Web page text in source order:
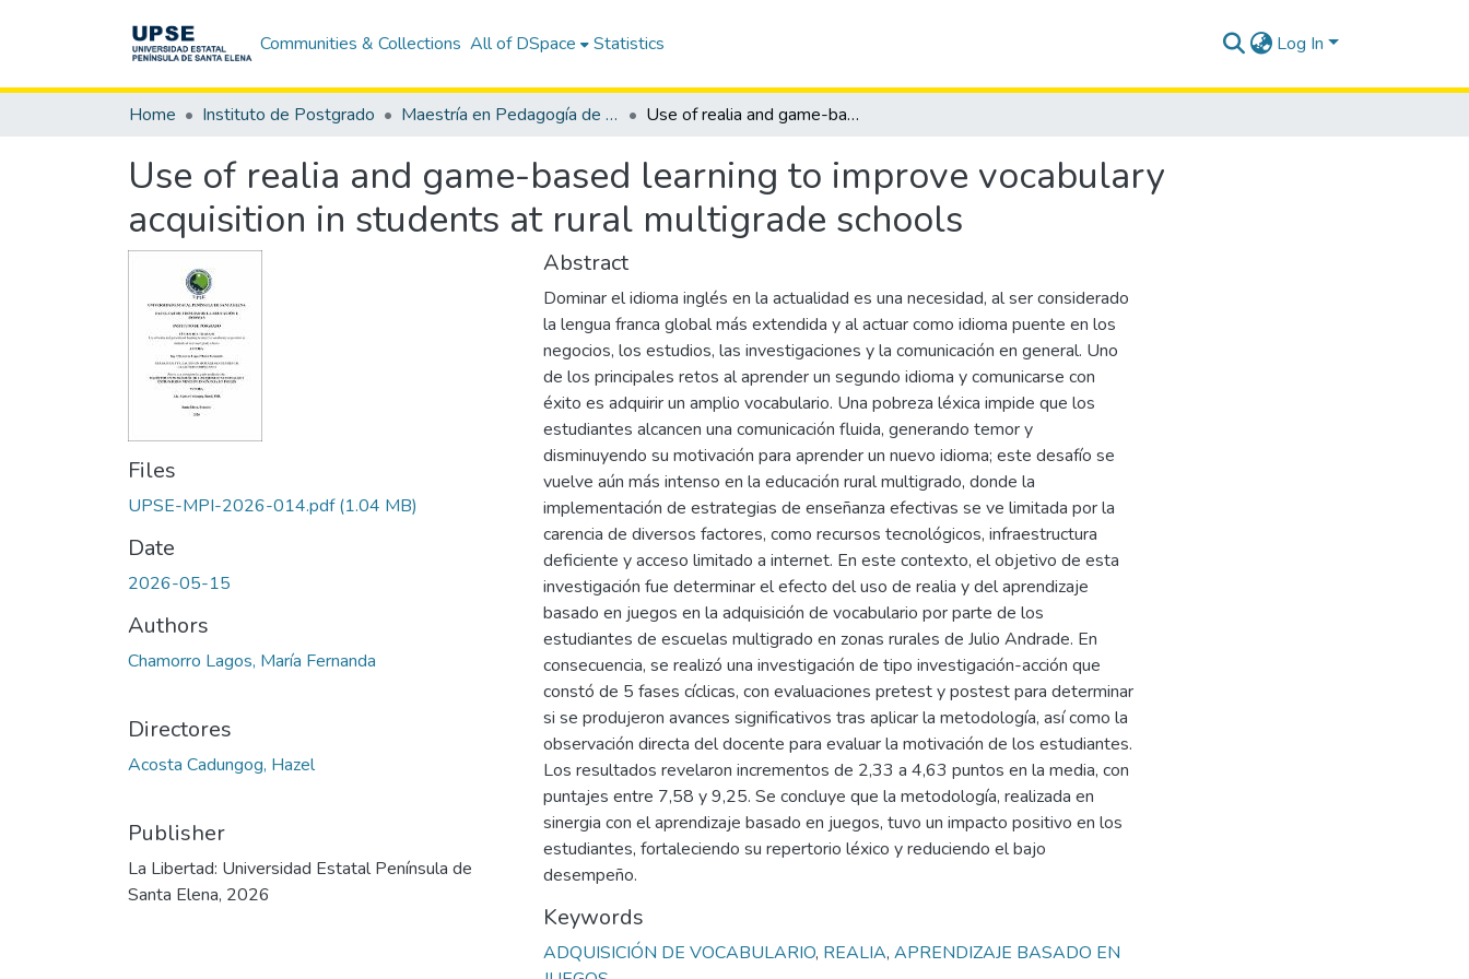
Communities & Collections All of DSpace Statistics Log In
Home Instituto de Postgrado Maestría en Pedagogía de los Idiomas Nacionales y Extranjeros, mención Enseñanza de Inglés Use of realia and game-based learning to improve vocabulary acquisition in students at rural multigrade schools
Use of realia and game-based learning to improve vocabulary
acquisition in students at rural multigrade schools
Files
UPSE-MPI-2026-014.pdf(1.04 MB)
Date
2026-05-15
Authors
Chamorro Lagos, María Fernanda
Directores
Acosta Cadungog, Hazel
Publisher
La Libertad: Universidad Estatal Península de
Santa Elena, 2026
Abstract
Dominar el idioma inglés en la actualidad es una necesidad, al ser considerado
la lengua franca global más extendida y al actuar como idioma puente en los
negocios, los estudios, las investigaciones y la comunicación en general. Uno
de los principales retos al aprender un segundo idioma y comunicarse con
éxito es adquirir un amplio vocabulario. Una pobreza léxica impide que los
estudiantes alcancen una comunicación fluida, generando temor y
disminuyendo su motivación para aprender un nuevo idioma; este desafío se
vuelve aún más intenso en la educación rural multigrado, donde la
implementación de estrategias de enseñanza efectivas se ve limitada por la
carencia de diversos factores, como recursos tecnológicos, infraestructura
deficiente y acceso limitado a internet. En este contexto, el objetivo de esta
investigación fue determinar el efecto del uso de realia y del aprendizaje
basado en juegos en la adquisición de vocabulario por parte de los
estudiantes de escuelas multigrado en zonas rurales de Julio Andrade. En
consecuencia, se realizó una investigación de tipo investigación-acción que
constó de 5 fases cíclicas, con evaluaciones pretest y postest para determinar
si se produjeron avances significativos tras aplicar la metodología, así como la
observación directa del docente para evaluar la motivación de los estudiantes.
Los resultados revelaron incrementos de 2,33 a 4,63 puntos en la media, con
puntajes entre 7,58 y 9,25. Se concluye que la metodología, realizada en
sinergia con el aprendizaje basado en juegos, tuvo un impacto positivo en los
estudiantes, fortaleciendo su repertorio léxico y reduciendo el bajo
desempeño.
Keywords
ADQUISICIÓN DE VOCABULARIO, REALIA, APRENDIZAJE BASADO EN